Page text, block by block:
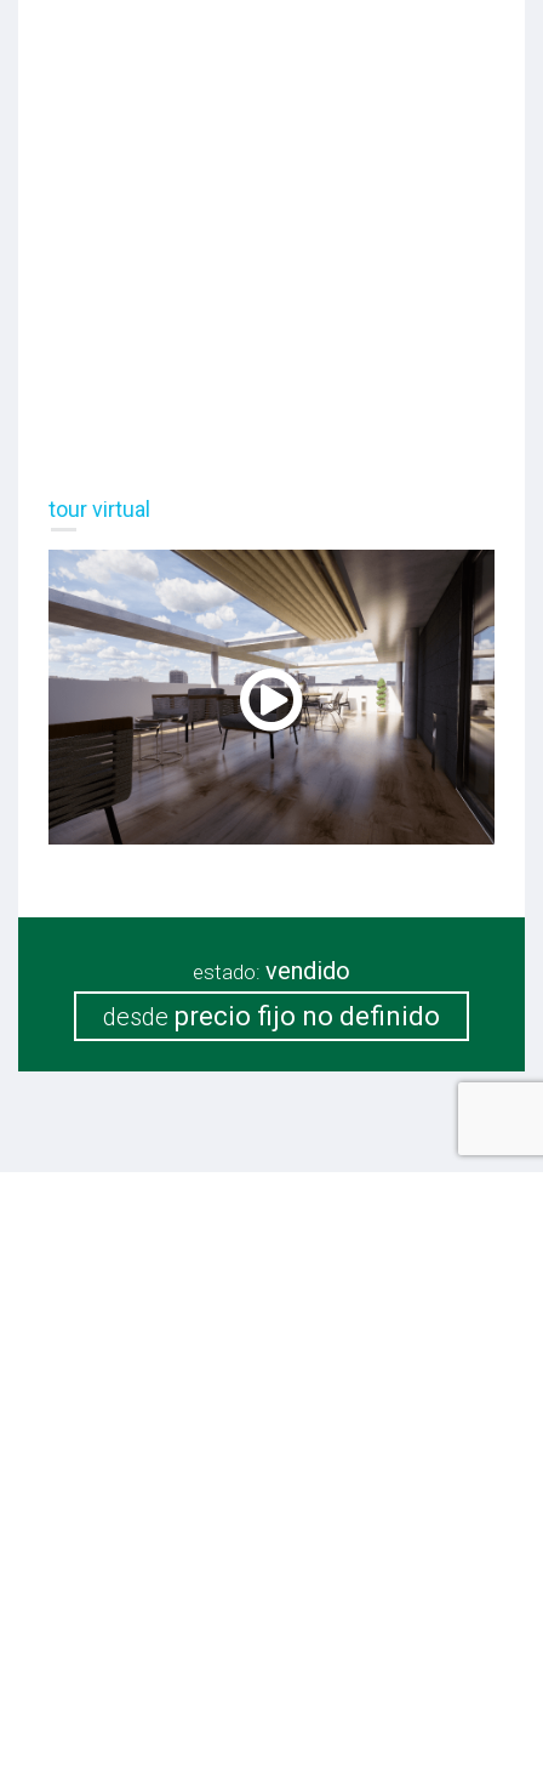
tour virtual
estado: vendido
desde precio fijo no definido